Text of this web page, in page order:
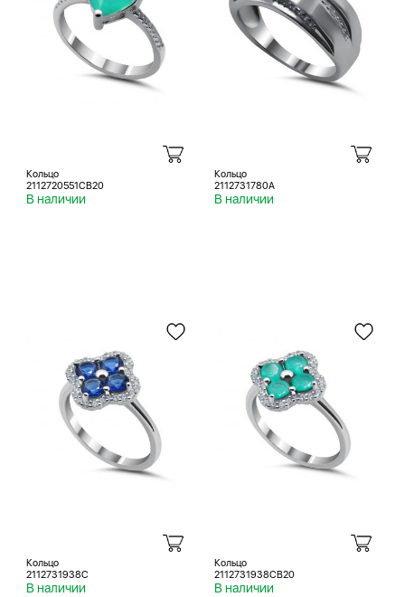
Кольцо
2112720551CB20
В наличии
Кольцо
2112731780A
В наличии
Кольцо
2112731938C
В наличии
Кольцо
2112731938CB20
В наличии